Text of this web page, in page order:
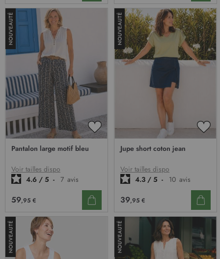
AJOUTER
D’ENVIE
Pantalon large motif bleu
Voir tailles dispo
4.6 / 5 - 7 avis
59,95 €
Jupe short coton jean
Voir tailles dispo
4.3 / 5 - 10 avis
39,95 €